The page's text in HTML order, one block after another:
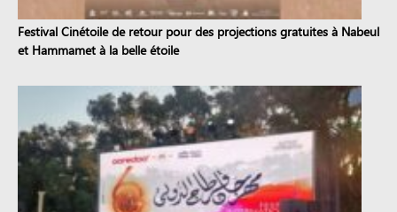
Festival Cinétoile de retour pour des projections gratuites à Nabeul
et Hammamet à la belle étoile